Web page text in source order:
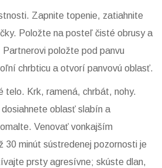
Zapnite topenie, zatiahnite
Položte na posteľ čisté obrusy a
položte pod panvu
chrbticu a otvorí panvovú oblasť.
telo. Krk, ramená, chrbát, nohy.
oblasť slabín a
Venovať vonkajším
30 minút sústredenej pozornosti je
prsty agresívne; skúste dlan,